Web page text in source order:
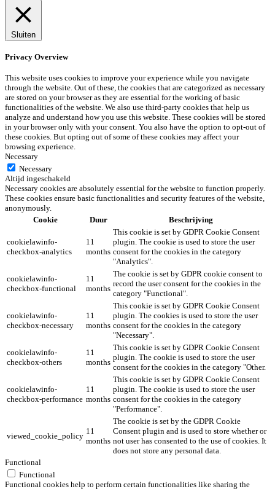
Sluiten
Privacy Overview
This website uses cookies to improve your experience while you navigate
through the website. Out of these, the cookies that are categorized as necessary
are stored on your browser as they are essential for the working of basic
functionalities of the website. We also use third-party cookies that help us
analyze and understand how you use this website. These cookies will be stored
in your browser only with your consent. You also have the option to opt-out of
these cookies. But opting out of some of these cookies may affect your
browsing experience.
Necessary
Necessary
Altijd ingeschakeld
Necessary cookies are absolutely essential for the website to function properly.
These cookies ensure basic functionalities and security features of the website,
anonymously.
Cookie
Duur Beschrijving
cookielawinfo-
checkbox-analytics
11
months
This cookie is set by GDPR Cookie Consent
plugin. The cookie is used to store the user
consent for the cookies in the category
"Analytics".
cookielawinfo-
checkbox-functional
11
months
The cookie is set by GDPR cookie consent to
record the user consent for the cookies in the
category "Functional".
cookielawinfo-
checkbox-necessary
11
months
This cookie is set by GDPR Cookie Consent
plugin. The cookies is used to store the user
consent for the cookies in the category
"Necessary".
cookielawinfo-
checkbox-others
11
months
This cookie is set by GDPR Cookie Consent
plugin. The cookie is used to store the user
consent for the cookies in the category "Other.
cookielawinfo-
checkbox-performance
11
months
This cookie is set by GDPR Cookie Consent
plugin. The cookie is used to store the user
consent for the cookies in the category
"Performance".
viewed_cookie_policy
11
months
The cookie is set by the GDPR Cookie
Consent plugin and is used to store whether or
not user has consented to the use of cookies. It
does not store any personal data.
Functional
Functional
Functional cookies help to perform certain functionalities like sharing the